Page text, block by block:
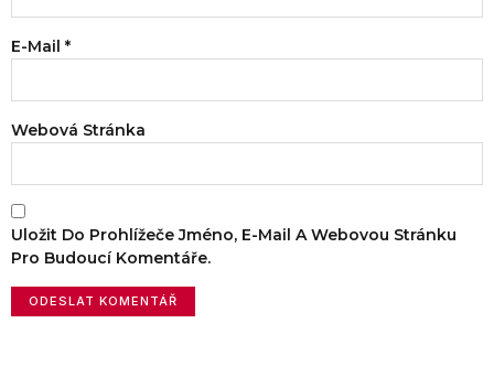
E-Mail *
Webová Stránka
Uložit Do Prohlížeče Jméno, E-Mail A Webovou Stránku
Pro Budoucí Komentáře.